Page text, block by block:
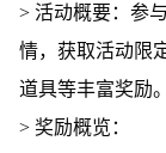
> 活动概要：参
情，获取活动限
道具等丰富奖励。
> 奖励概览：